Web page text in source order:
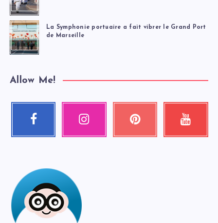
La Symphonie portuaire a fait vibrer le Grand Port
de Marseille
Allow Me!
Facebook Instagram Pinterest
Épinglez
Youtube
Regardez